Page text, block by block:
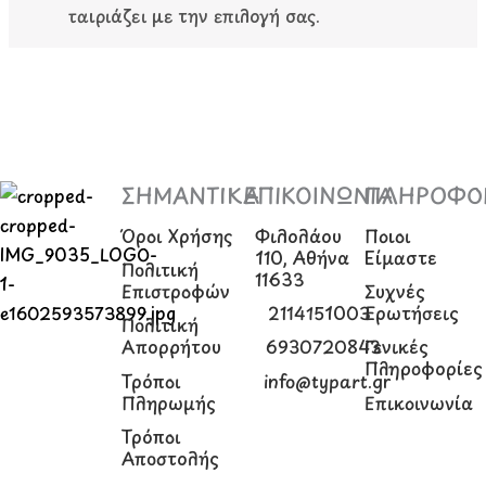
ταιριάζει με την επιλογή σας.
ΣΗΜΑΝΤΙΚΑ
Όροι Χρήσης
Πολιτική
Επιστροφών
Πολιτική
Απορρήτου
Τρόποι
Πληρωμής
Τρόποι
Αποστολής
ΕΠΙΚΟΙΝΩΝΙΑ
Φιλολάου
110, Αθήνα
11633
2114151003
6930720843
info@typart.gr
Ποιοι
Είμαστε
Συχνές
Ερωτήσεις
Γενικές
Πληροφορίες
Επικοινωνία